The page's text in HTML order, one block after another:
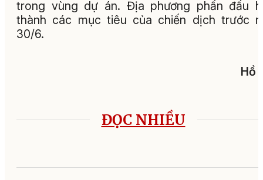
trong vùng dự án. Địa phương phấn đấu
thành các mục tiêu của chiến dịch trước
30/6.
Hồ
ĐỌC NHIỀU